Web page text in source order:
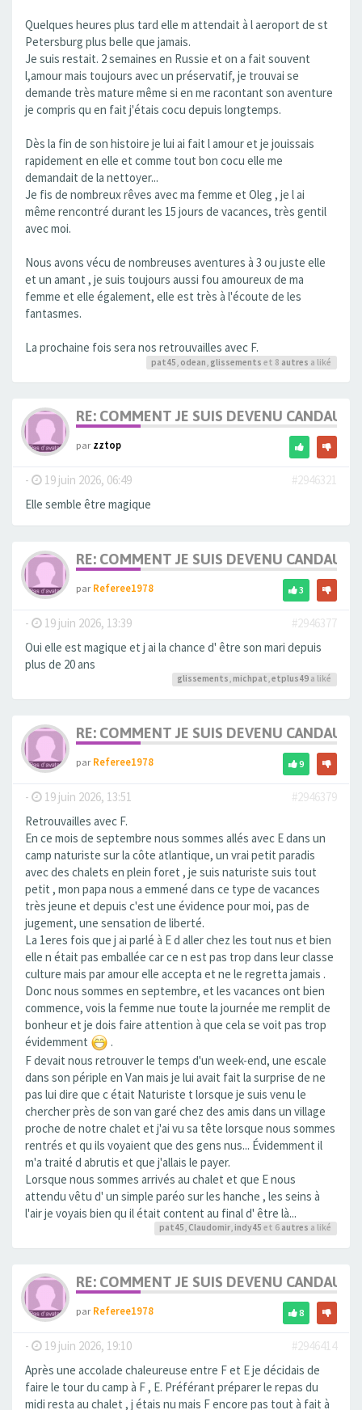
Quelques heures plus tard elle m attendait à l aeroport de st
Petersburg plus belle que jamais.
Je suis restait. 2 semaines en Russie et on a fait souvent
l,amour mais toujours avec un préservatif, je trouvai se
demande très mature même si en me racontant son aventure
je compris qu en fait j'étais cocu depuis longtemps.
Dès la fin de son histoire je lui ai fait l amour et je jouissais
rapidement en elle et comme tout bon cocu elle me
demandait de la nettoyer...
Je fis de nombreux rêves avec ma femme et Oleg , je l ai
même rencontré durant les 15 jours de vacances, très gentil
avec moi.
Nous avons vécu de nombreuses aventures à 3 ou juste elle
et un amant , je suis toujours aussi fou amoureux de ma
femme et elle également, elle est très à l'écoute de les
fantasmes.
La prochaine fois sera nos retrouvailles avec F.
pat45 odean glissements et 8 autres a liké
RE: COMMENT JE SUIS DEVENU
parzztop
- 19 juin 2026, 06:49
#2946321
Elle semble être magique
RE: COMMENT JE SUIS DEVENU
parReferee1978 3
- 19 juin 2026, 13:39
#2946377
Oui elle est magique et j ai la chance d' être son mari depuis
plus de 20 ans
glissements, michpat,etplus49 a liké
RE: COMMENT JE SUIS DEVENU
parReferee1978 9
- 19 juin 2026, 13:51
#2946379
Retrouvailles avec F.
En ce mois de septembre nous sommes allés avec E dans un
camp naturiste sur la côte atlantique, un vrai petit paradis
avec des chalets en plein foret , je suis naturiste suis tout
petit , mon papa nous a emmené dans ce type de vacances
très jeune et depuis c'est une évidence pour moi, pas de
jugement, une sensation de liberté.
La 1eres fois que j ai parlé à E d aller chez les tout nus et bien
elle n était pas emballée car ce n est pas trop dans leur classe
culture mais par amour elle accepta et ne le regretta jamais .
Donc nous sommes en septembre, et les vacances ont bien
commence, vois la femme nue toute la journée me remplit de
bonheur et je dois faire attention à que cela se voit pas trop
évidemment
.
F devait nous retrouver le temps d'un week-end, une escale
dans son périple en Van mais je lui avait fait la surprise de ne
pas lui dire que c était Naturiste t lorsque je suis venu le
chercher près de son van garé chez des amis dans un village
proche de notre chalet et j'ai vu sa tête lorsque nous sommes
rentrés et qu ils voyaient que des gens nus... Évidemment il
m'a traité d abrutis et que j'allais le payer.
Lorsque nous sommes arrivés au chalet et que E nous
attendu vêtu d' un simple paréo sur les hanche , les seins à
l'air je voyais bien qu il était content au final d' être là...
pat45, Claudomir, indy45 et 6 autres a liké
RE: COMMENT JE SUIS DEVENU
parReferee1978 8
- 19 juin 2026, 19:10
#2946414
Après une accolade chaleureuse entre F et E je décidais de
faire le tour du camp à F , E. Préférant préparer le repas du
midi resta au chalet , j étais nu mais F encore pas tout à fait à